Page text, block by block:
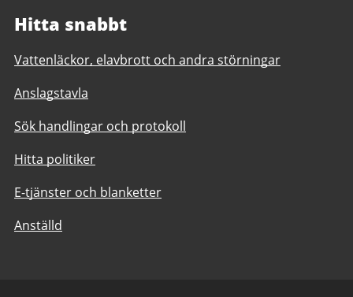
Hitta snabbt
Vattenläckor, elavbrott och andra störningar
Anslagstavla
Sök handlingar och protokoll
Hitta politiker
E-tjänster och blanketter
Anställd